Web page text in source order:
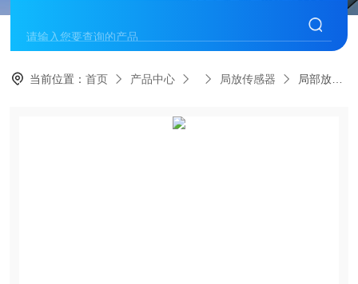
当前位置：首页 产品中心 局放传感器 局部放电传感器-微耗